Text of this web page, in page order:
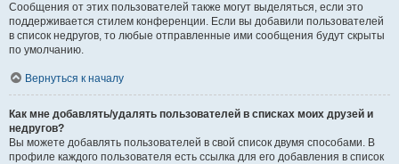
Сообщения от этих пользователей также могут выделяться, если это
поддерживается стилем конференции. Если вы добавили пользователей
в список недругов, то любые отправленные ими сообщения будут скрыты
по умолчанию.
Вернуться к началу
Как мне добавлять/удалять пользователей в списках моих друзей и
недругов?
Вы можете добавлять пользователей в свой список двумя способами. В
профиле каждого пользователя есть ссылка для его добавления в список